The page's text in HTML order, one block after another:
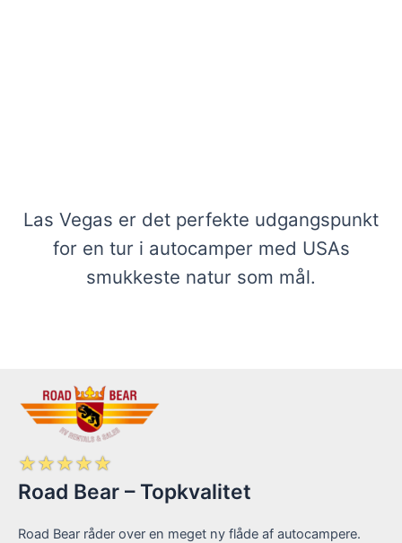
Las Vegas er det perfekte udgangspunkt
for en tur i autocamper med USAs
smukkeste natur som mål.
☆☆☆☆☆
Road Bear – Topkvalitet
Road Bear råder over en meget ny flåde af autocampere.